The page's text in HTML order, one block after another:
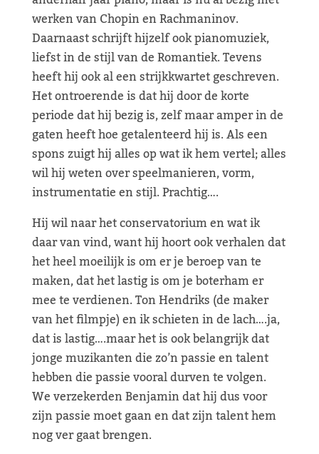
werken van Chopin en Rachmaninov.
Daarnaast schrijft hijzelf ook pianomuziek,
liefst in de stijl van de Romantiek. Tevens
heeft hij ook al een strijkkwartet geschreven.
Het ontroerende is dat hij door de korte
periode dat hij bezig is, zelf maar amper in de
gaten heeft hoe getalenteerd hij is. Als een
spons zuigt hij alles op wat ik hem vertel; alles
wil hij weten over speelmanieren, vorm,
instrumentatie en stijl. Prachtig….
Hij wil naar het conservatorium en wat ik
daar van vind, want hij hoort ook verhalen dat
het heel moeilijk is om er je beroep van te
maken, dat het lastig is om je boterham er
mee te verdienen. Ton Hendriks (de maker
van het filmpje) en ik schieten in de lach….ja,
dat is lastig….maar het is ook belangrijk dat
jonge muzikanten die zo’n passie en talent
hebben die passie vooral durven te volgen.
We verzekerden Benjamin dat hij dus voor
zijn passie moet gaan en dat zijn talent hem
nog ver gaat brengen.